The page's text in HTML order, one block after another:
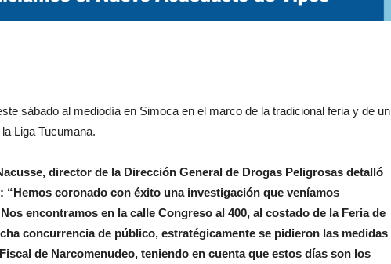
sábado al mediodía en Simoca en el marco de la tradicional feria y de un
Liga Tucumana.
director de la Dirección General de Drogas Peligrosas detalló
“Hemos coronado con éxito una investigación que veníamos
encontramos en la calle Congreso al 400, al costado de la Feria de
concurrencia de público, estratégicamente se pidieron las medidas
de Narcomenudeo, teniendo en cuenta que estos días son los